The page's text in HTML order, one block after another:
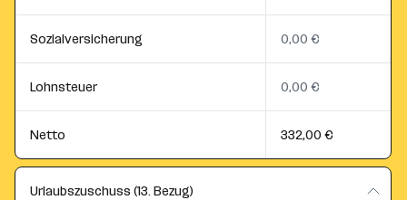
Sozialversicherung 0,00 €
Lohnsteuer 0,00 €
Netto 332,00 €
Urlaubszuschuss (13. Bezug)